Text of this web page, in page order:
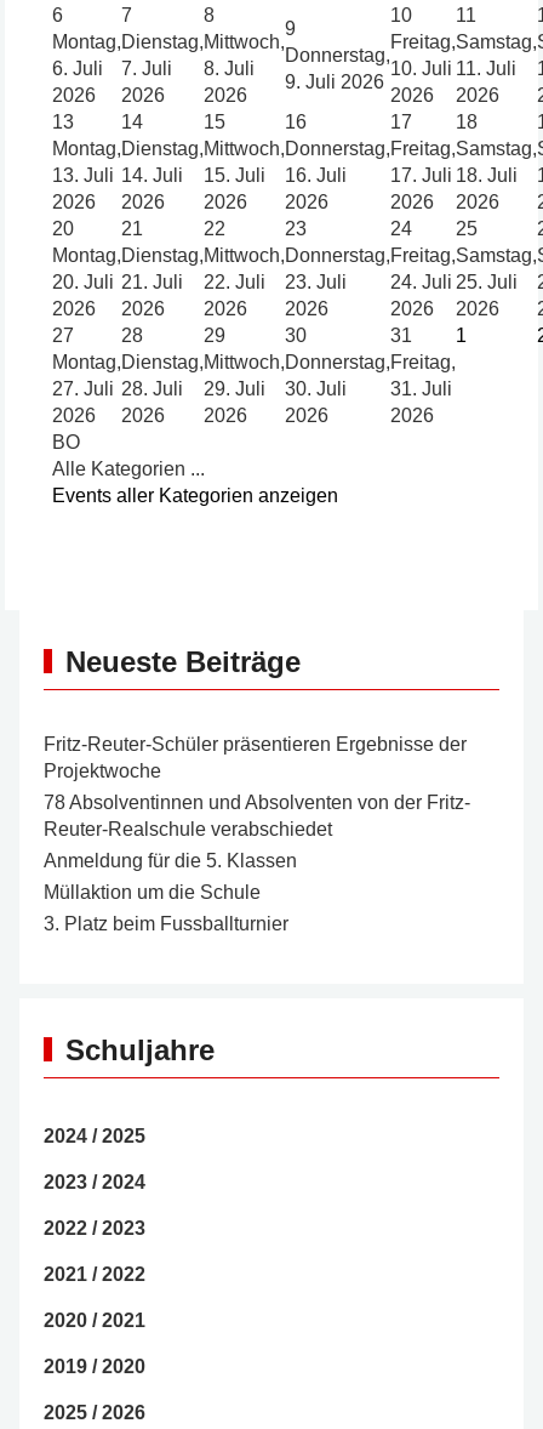
6
Montag,
6. Juli
2026
7
Dienstag,
7. Juli
2026
8
Mittwoch,
8. Juli
2026
9
Donnerstag,
9. Juli 2026
10
Freitag,
10. Juli
2026
11
Samstag,
11. Juli
2026
13
Montag,
13. Juli
2026
14
Dienstag,
14. Juli
2026
15
Mittwoch,
15. Juli
2026
16
Donnerstag,
16. Juli
2026
17
Freitag,
17. Juli
2026
18
Samstag,
18. Juli
2026
20
Montag,
20. Juli
2026
21
Dienstag,
21. Juli
2026
22
Mittwoch,
22. Juli
2026
23
Donnerstag,
23. Juli
2026
24
Freitag,
24. Juli
2026
25
Samstag,
25. Juli
2026
27
Montag,
27. Juli
2026
28
Dienstag,
28. Juli
2026
29
Mittwoch,
29. Juli
2026
30
Donnerstag,
30. Juli
2026
31
Freitag,
31. Juli
2026
1
BO
Alle Kategorien ...
Events aller Kategorien anzeigen
Neueste Beiträge
Fritz-Reuter-Schüler präsentieren Ergebnisse der
Projektwoche
78 Absolventinnen und Absolventen von der Fritz-
Reuter-Realschule verabschiedet
Anmeldung für die 5. Klassen
Müllaktion um die Schule
3. Platz beim Fussballturnier
Schuljahre
2024 / 2025
2023 / 2024
2022 / 2023
2021 / 2022
2020 / 2021
2019 / 2020
2025 / 2026